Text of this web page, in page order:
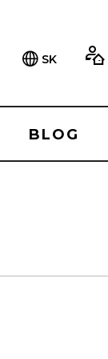
SK
BLOG